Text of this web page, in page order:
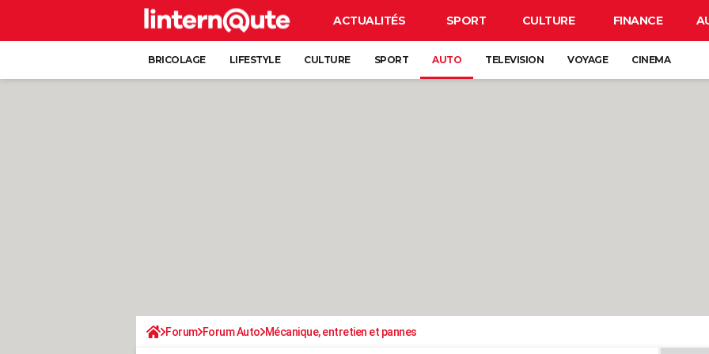
ACTUALITÉS SPORT CULTURE FINANCE
BRICOLAGE LIFESTYLE CULTURE SPORT AUTO TELEVISION VOYAGE CINEMA
Forum Forum Auto Mécanique, entretien et pannes